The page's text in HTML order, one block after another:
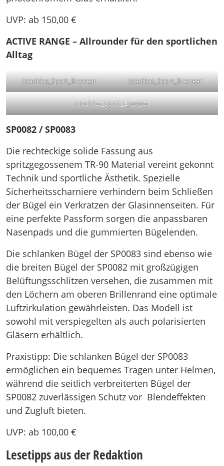
UVP: ab 150,00 €
ACTIVE RANGE – Allrounder für den sportlichen
Alltag
(c)adidas_Sport_Eyewear (c)adidas_Sport_Eyewear
(c)adidas_Sport_Eyewear
SP0082 / SP0083
Die rechteckige solide Fassung aus
spritzgegossenem TR-90 Material vereint gekonnt
Technik und sportliche Ästhetik. Spezielle
Sicherheitsscharniere verhindern beim Schließen
der Bügel ein Verkratzen der Glasinnenseiten. Für
eine perfekte Passform sorgen die anpassbaren
Nasenpads und die gummierten Bügelenden.
Die schlanken Bügel der SP0083 sind ebenso wie
die breiten Bügel der SP0082 mit großzügigen
Belüftungsschlitzen versehen, die zusammen mit
den Löchern am oberen Brillenrand eine optimale
Luftzirkulation gewährleisten. Das Modell ist
sowohl mit verspiegelten als auch polarisierten
Gläsern erhältlich.
Praxistipp: Die schlanken Bügel der SP0083
ermöglichen ein bequemes Tragen unter Helmen,
während die seitlich verbreiterten Bügel der
SP0082 zuverlässigen Schutz vor Blendeffekten
und Zugluft bieten.
UVP: ab 100,00 €
Lesetipps aus der Redaktion